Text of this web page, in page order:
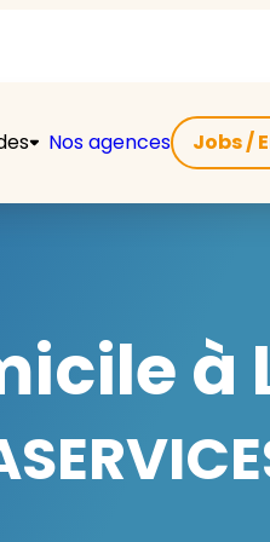
Nos agences Jobs /
à